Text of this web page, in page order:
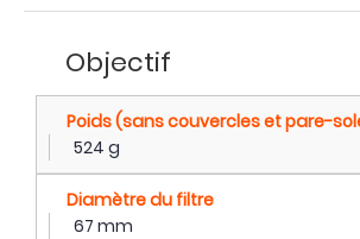
Objectif
Poids (sans couvercles et pare-
524 g
Diamètre du filtre
67 mm